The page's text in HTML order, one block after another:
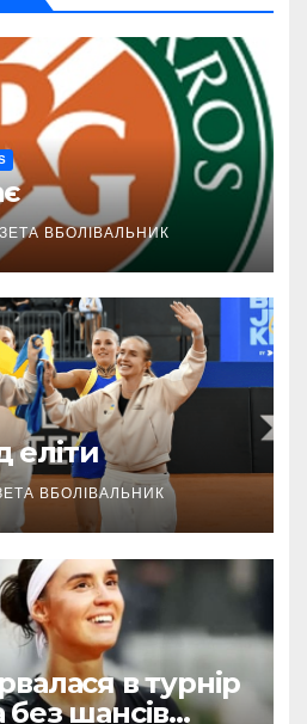
ВБОЛІВАЛЬНИК
еліти
ВБОЛІВАЛЬНИК
в турнір
без шансів